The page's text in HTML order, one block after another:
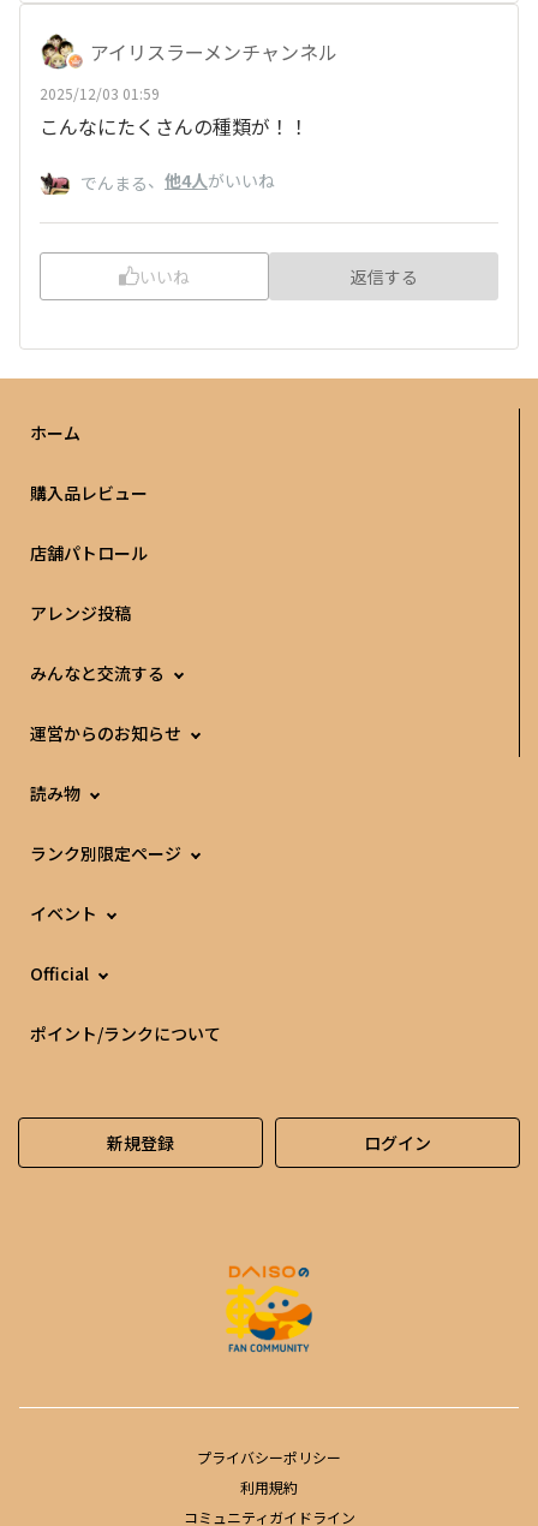
アイリスラーメンチャンネル
2025/12/03 01:59
こんなにたくさんの種類が！！
でんまる、 他4人がいいね
いいね 返信する
ホーム
購入品レビュー
店舗パトロール
アレンジ投稿
みんなと交流する
運営からのお知らせ
読み物
ランク別限定ページ
イベント
Official
ポイント/ランクについて
新規登録 ログイン
プライバシーポリシー
利用規約
コミュニティガイドライン